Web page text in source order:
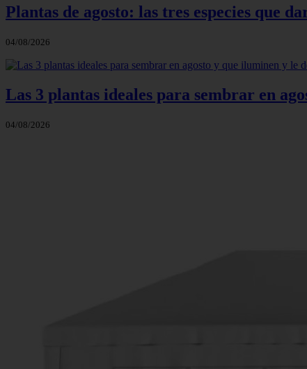
Plantas de agosto: las tres especies que
04/08/2026
Las 3 plantas ideales para sembrar en
04/08/2026